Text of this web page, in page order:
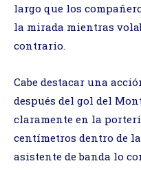
largo que los
la mirada mientras
contrario.
Cabe destacar una
después del gol del
claramente en la
centímetros dentro de
asistente de banda lo